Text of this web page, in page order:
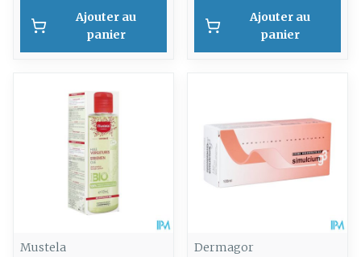
Ajouter au
panier
Ajouter au
panier
Mustela
Dermagor